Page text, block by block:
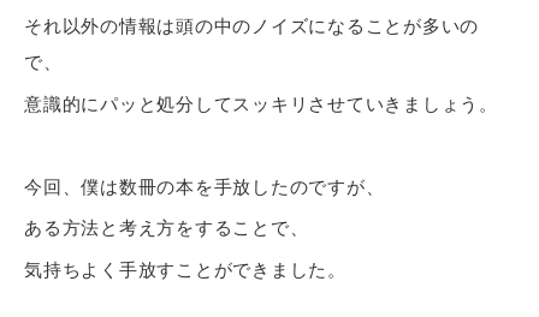
それ以外の情報は頭の中のノイズになることが多いの
で、
意識的にパッと処分してスッキリさせていきましょう。
今回、僕は数冊の本を手放したのですが、
ある方法と考え方をすることで、
気持ちよく手放すことができました。